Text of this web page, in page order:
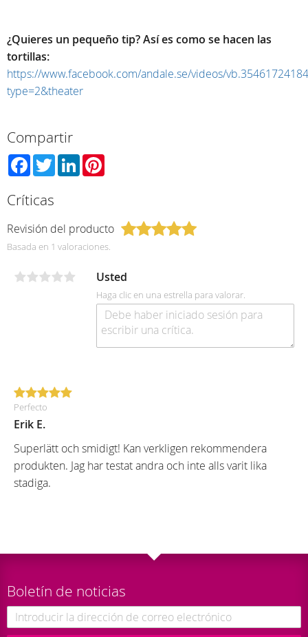
¿Quieres un pequeño tip? Así es como se hacen las
tortillas:
https://www.facebook.com/andale.se/videos/
type=2&theater
Compartir
Facebook
TwitterLinkedIn
Críticas
Revisión del producto
Basada en 1 valoraciones.
Usted
Haga clic en una estrella para valorar.
Perfecto
Erik E.
Superlätt och smidigt! Kan verkligen rekommendera
produkten. Jag har testat andra och inte alls varit lika
stadiga.
Boletín de noticias